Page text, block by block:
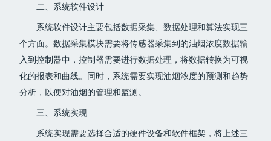
二、系统软件设计
系统软件设计主要包括数据采集、数据处理和算法实现三
个方面。数据采集模块需要将传感器采集到的油烟浓度数据输
入到控制器中，控制器需要进行数据处理，将数据转换为可视
化的报表和曲线。同时，系统需要实现油烟浓度的预测和趋势
分析，以便对油烟的管理和监测。
三、系统实现
系统实现需要选择合适的硬件设备和软件框架，将上述三